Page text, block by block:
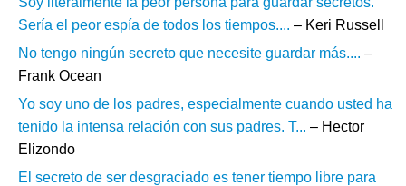
Sería el peor espía de todos los tiempos.... – Keri Russell
No tengo ningún secreto que necesite guardar más.... –
Frank Ocean
Yo soy uno de los padres, especialmente cuando usted ha
tenido la intensa relación con sus padres. T... – Hector
Elizondo
El secreto de ser desgraciado es tener tiempo libre para